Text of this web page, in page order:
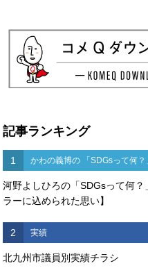
記事ランキング
1 かわの義博の 「SDGsって何？
河野よしひろの「SDGsって何？
ラーに込められた思い】
2 実績
北九州市議員別実績チラシ